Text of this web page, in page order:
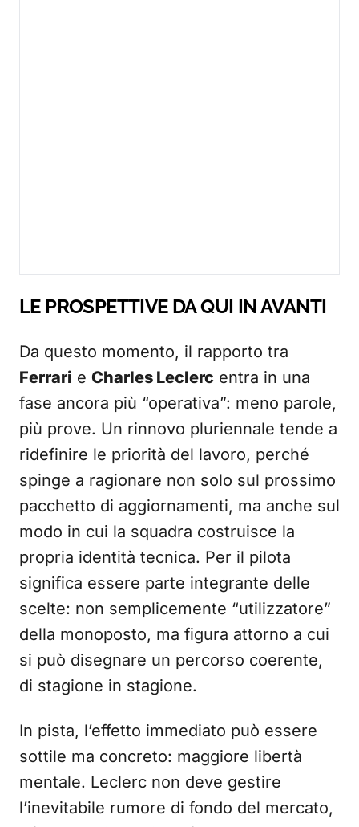
LE PROSPETTIVE DA QUI IN AVANTI
Da questo momento, il rapporto tra
Ferrari e Charles Leclerc entra in una
fase ancora più “operativa”: meno parole,
più prove. Un rinnovo pluriennale tende a
ridefinire le priorità del lavoro, perché
spinge a ragionare non solo sul prossimo
pacchetto di aggiornamenti, ma anche sul
modo in cui la squadra costruisce la
propria identità tecnica. Per il pilota
significa essere parte integrante delle
scelte: non semplicemente “utilizzatore”
della monoposto, ma figura attorno a cui
si può disegnare un percorso coerente,
di stagione in stagione.
In pista, l’effetto immediato può essere
sottile ma concreto: maggiore libertà
mentale. Leclerc non deve gestire
l’inevitabile rumore di fondo del mercato,